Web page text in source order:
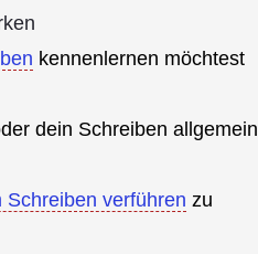
kennenlernen möchtest
dein Schreiben allgemein
Schreiben verführen zu